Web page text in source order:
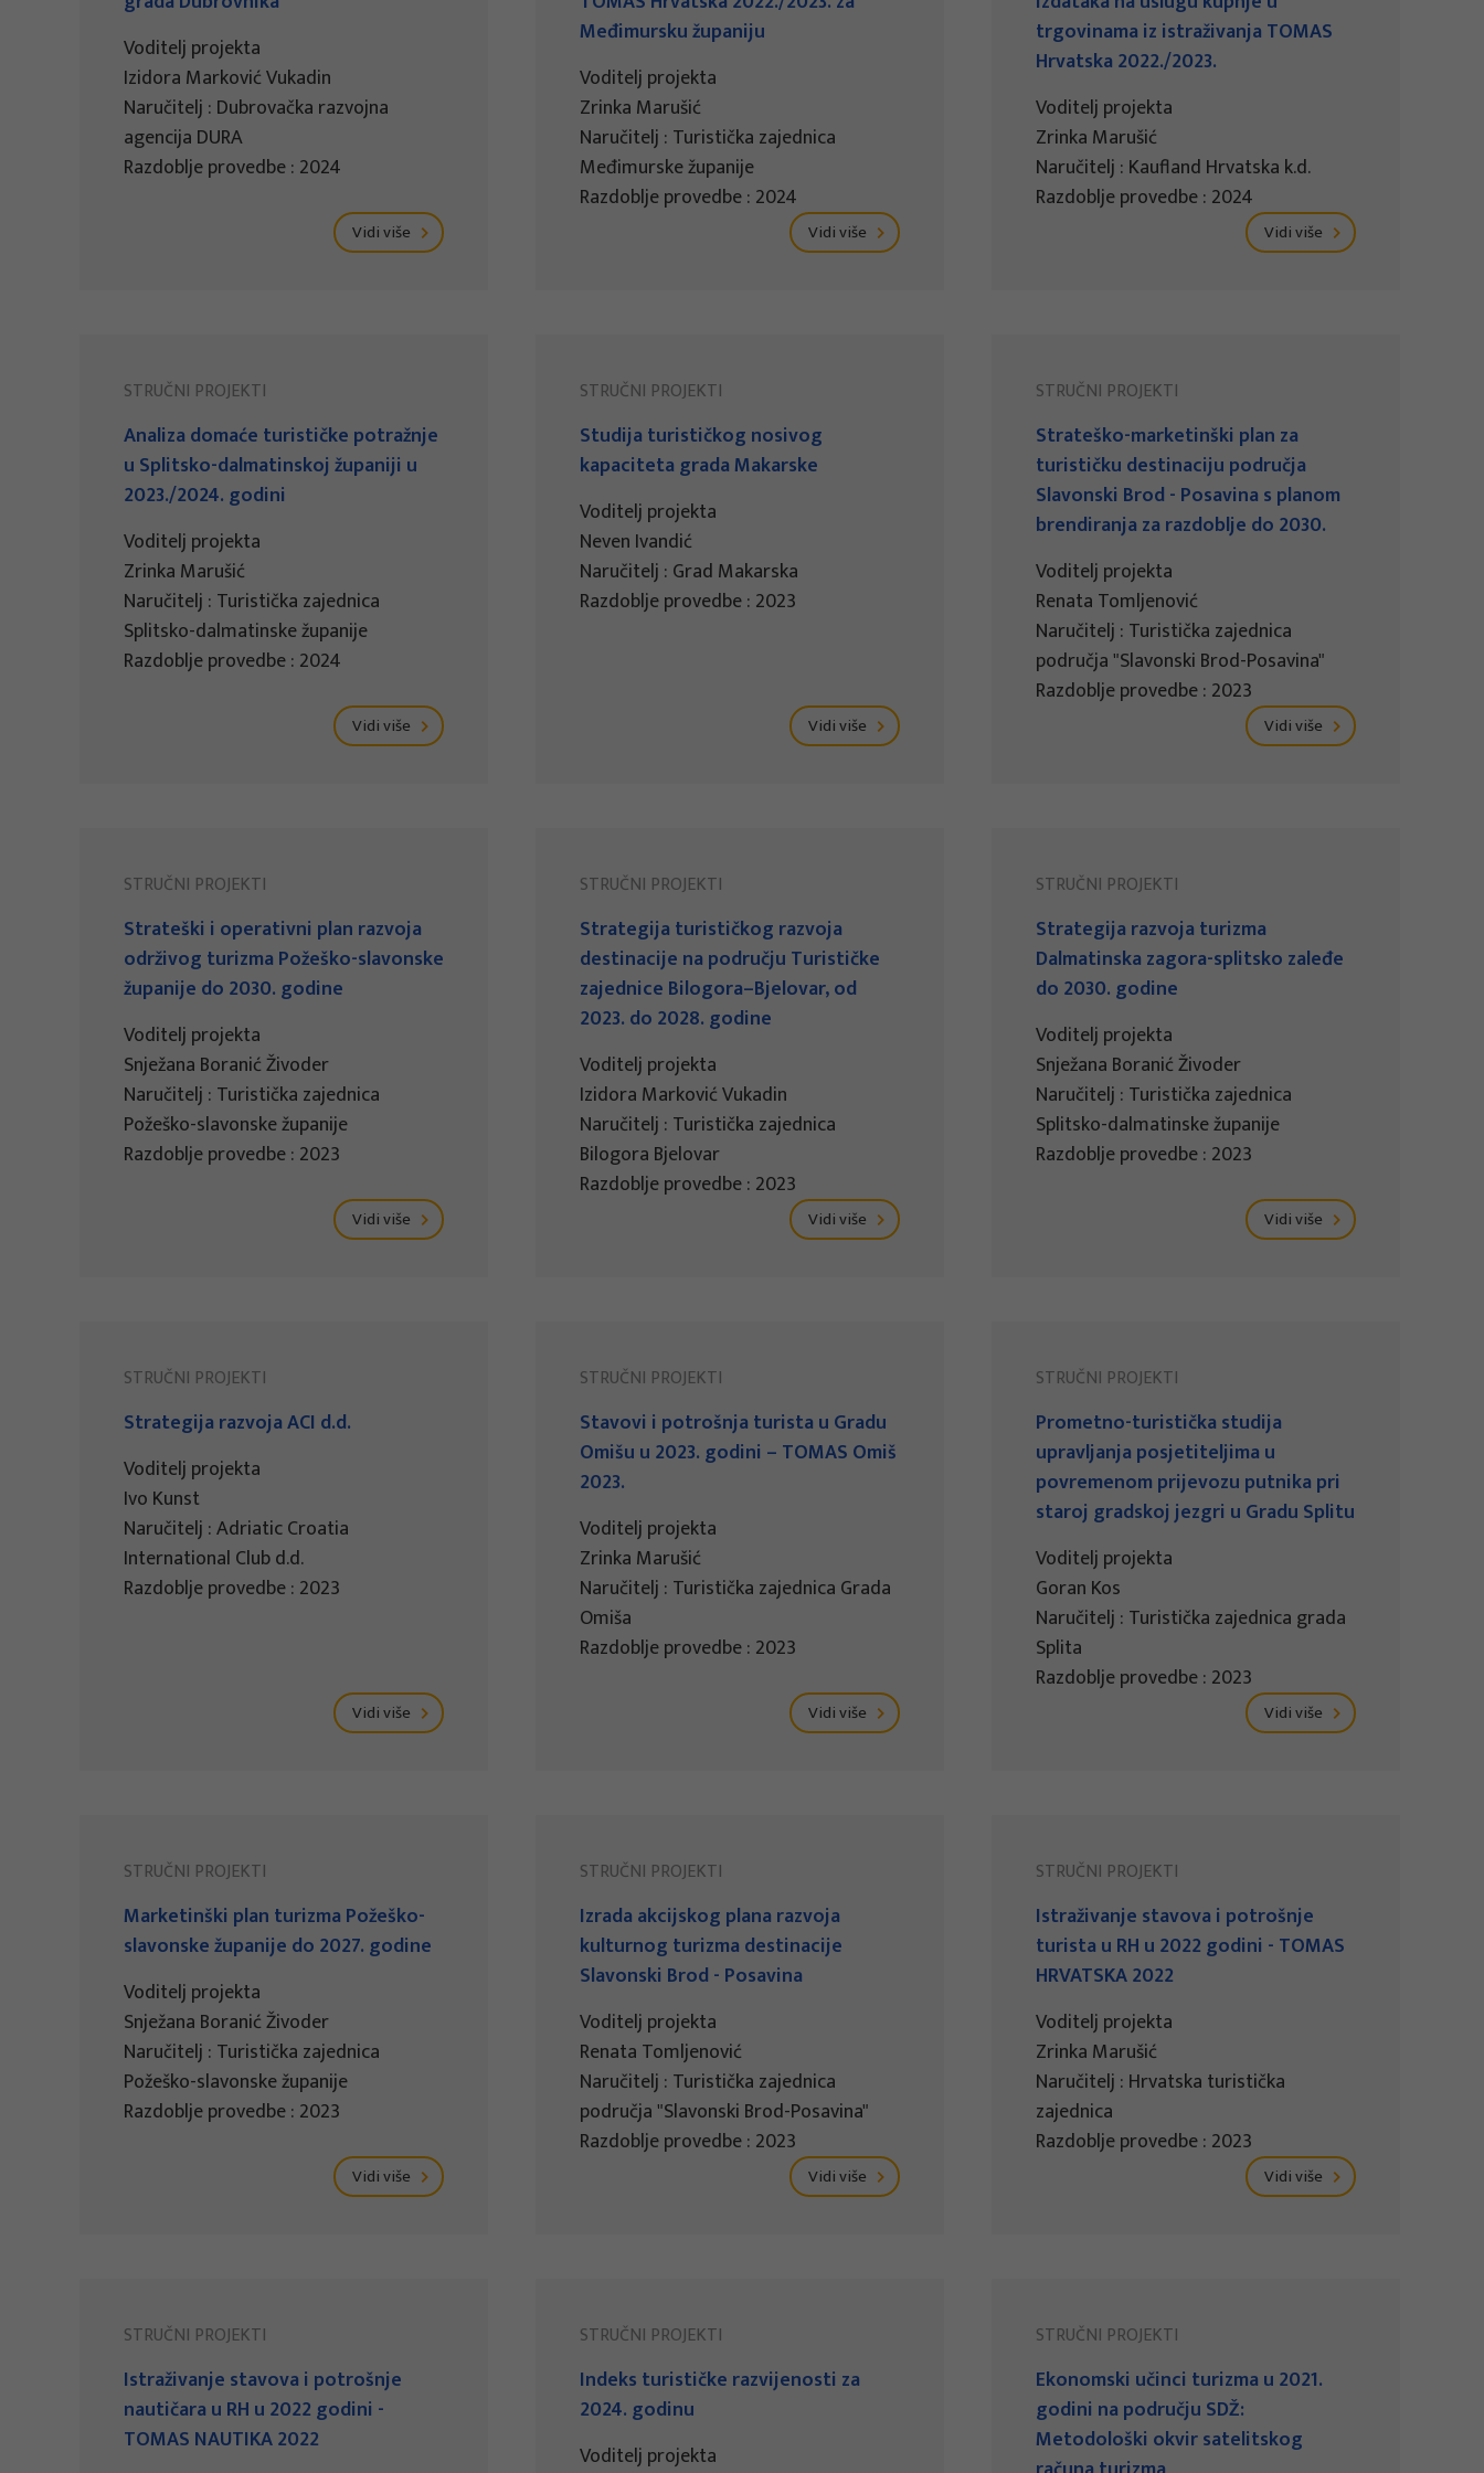
Voditelj projekta
Izidora Marković Vukadin
Naručitelj : Dubrovačka razvojna
agencija DURA
Razdoblje provedbe : 2024
Vidi više
Međimursku županiju
Voditelj projekta
Zrinka Marušić
Naručitelj : Turistička zajednica
Međimurske županije
Razdoblje provedbe : 2024
Vidi više
trgovinama iz istraživanja TOMAS
Hrvatska 2022./2023.
Voditelj projekta
Zrinka Marušić
Naručitelj : Kaufland Hrvatska k.d.
Razdoblje provedbe : 2024
Vidi više
STRUČNI PROJEKTI
Analiza domaće turističke potražnje
u Splitsko-dalmatinskoj županiji u
2023./2024. godini
Voditelj projekta
Zrinka Marušić
Naručitelj : Turistička zajednica
Splitsko-dalmatinske županije
Razdoblje provedbe : 2024
Vidi više
STRUČNI PROJEKTI
Studija turističkog nosivog
kapaciteta grada Makarske
Voditelj projekta
Neven Ivandić
Naručitelj : Grad Makarska
Razdoblje provedbe : 2023
Vidi više
STRUČNI PROJEKTI
Strateško-marketinški plan za
turističku destinaciju područja
Slavonski Brod - Posavina s planom
brendiranja za razdoblje do 2030.
Voditelj projekta
Renata Tomljenović
Naručitelj : Turistička zajednica
područja "Slavonski Brod-Posavina"
Razdoblje provedbe : 2023
Vidi više
STRUČNI PROJEKTI
Strateški i operativni plan razvoja
održivog turizma Požeško-slavonske
županije do 2030. godine
Voditelj projekta
Snježana Boranić Živoder
Naručitelj : Turistička zajednica
Požeško-slavonske županije
Razdoblje provedbe : 2023
Vidi više
STRUČNI PROJEKTI
Strategija turističkog razvoja
destinacije na području Turističke
zajednice Bilogora–Bjelovar, od
2023. do 2028. godine
Voditelj projekta
Izidora Marković Vukadin
Naručitelj : Turistička zajednica
Bilogora Bjelovar
Razdoblje provedbe : 2023
Vidi više
STRUČNI PROJEKTI
Strategija razvoja turizma
Dalmatinska zagora-splitsko zaleđe
do 2030. godine
Voditelj projekta
Snježana Boranić Živoder
Naručitelj : Turistička zajednica
Splitsko-dalmatinske županije
Razdoblje provedbe : 2023
Vidi više
STRUČNI PROJEKTI
Strategija razvoja ACI d.d.
Voditelj projekta
Ivo Kunst
Naručitelj : Adriatic Croatia
International Club d.d.
Razdoblje provedbe : 2023
Vidi više
STRUČNI PROJEKTI
Stavovi i potrošnja turista u Gradu
Omišu u 2023. godini – TOMAS Omiš
2023.
Voditelj projekta
Zrinka Marušić
Naručitelj : Turistička zajednica Grada
Omiša
Razdoblje provedbe : 2023
Vidi više
STRUČNI PROJEKTI
Prometno-turistička studija
upravljanja posjetiteljima u
povremenom prijevozu putnika pri
staroj gradskoj jezgri u Gradu Splitu
Voditelj projekta
Goran Kos
Naručitelj : Turistička zajednica grada
Splita
Razdoblje provedbe : 2023
Vidi više
STRUČNI PROJEKTI
Marketinški plan turizma Požeško-
slavonske županije do 2027. godine
Voditelj projekta
Snježana Boranić Živoder
Naručitelj : Turistička zajednica
Požeško-slavonske županije
Razdoblje provedbe : 2023
Vidi više
STRUČNI PROJEKTI
Izrada akcijskog plana razvoja
kulturnog turizma destinacije
Slavonski Brod - Posavina
Voditelj projekta
Renata Tomljenović
Naručitelj : Turistička zajednica
područja "Slavonski Brod-Posavina"
Razdoblje provedbe : 2023
Vidi više
STRUČNI PROJEKTI
Istraživanje stavova i potrošnje
turista u RH u 2022 godini - TOMAS
HRVATSKA 2022
Voditelj projekta
Zrinka Marušić
Naručitelj : Hrvatska turistička
zajednica
Razdoblje provedbe : 2023
Vidi više
STRUČNI PROJEKTI
Istraživanje stavova i potrošnje
nautičara u RH u 2022 godini -
TOMAS NAUTIKA 2022
STRUČNI PROJEKTI
Indeks turističke razvijenosti za
2024. godinu
Voditelj projekta
STRUČNI PROJEKTI
Ekonomski učinci turizma u 2021.
godini na području SDŽ:
Metodološki okvir satelitskog